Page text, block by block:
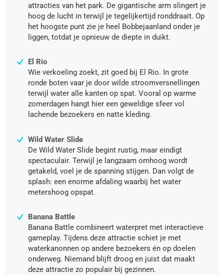
attracties van het park. De gigantische arm slingert je
hoog de lucht in terwijl je tegelijkertijd ronddraait. Op
het hoogste punt zie je heel Bobbejaanland onder je
liggen, totdat je opnieuw de diepte in duikt.
El Rio
Wie verkoeling zoekt, zit goed bij El Rio. In grote
ronde boten vaar je door wilde stroomversnellingen
terwijl water alle kanten op spat. Vooral op warme
zomerdagen hangt hier een geweldige sfeer vol
lachende bezoekers en natte kleding.
Wild Water Slide
De Wild Water Slide begint rustig, maar eindigt
spectaculair. Terwijl je langzaam omhoog wordt
getakeld, voel je de spanning stijgen. Dan volgt de
splash: een enorme afdaling waarbij het water
metershoog opspat.
Banana Battle
Banana Battle combineert waterpret met interactieve
gameplay. Tijdens deze attractie schiet je met
waterkanonnen op andere bezoekers én op doelen
onderweg. Niemand blijft droog en juist dat maakt
deze attractie zo populair bij gezinnen.